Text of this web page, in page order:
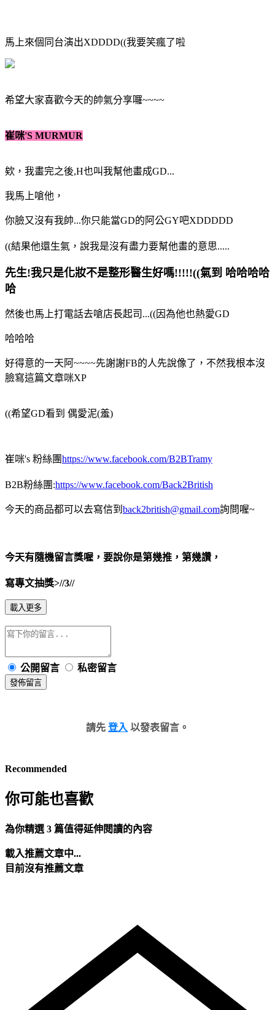
馬上來個同台演出XDDDD((我要笑瘋了啦
希望大家喜歡今天的帥氣分享囉~~~~
崔咪'S MURMUR
欸，我畫完之後,H也叫我幫他畫成GD...
我馬上嗆他，
你臉又沒有我帥...你只能當GD的阿公GY吧XDDDDD
((結果他還生氣，說我是沒有盡力要幫他畫的意思.....
先生!我只是化妝不是整形醫生好嗎!!!!!((氣到 哈哈哈哈
哈
然後也馬上打電話去嗆店長起司...((因為他也熱愛GD
哈哈哈
好得意的一天阿~~~~先謝謝FB的人先說像了，不然我根本沒
臉寫這篇文章咪XP
((希望GD看到 偶愛泥(羞)
崔咪's 粉絲團https://www.facebook.com/B2BTramy
B2B粉絲團:https://www.facebook.com/Back2British
今天的商品都可以去寫信到 back2british@gmail.com詢問喔~
今天有隨機留言獎喔，要說你是第幾推，第幾讚，
寫專文抽獎>//3//
載入更多
公開留言 私密留言
發佈留言
請先 登入 以發表留言。
Recommended
你可能也喜歡
為你精選 3 篇值得延伸閱讀的內容
載入推薦文章中...
目前沒有推薦文章